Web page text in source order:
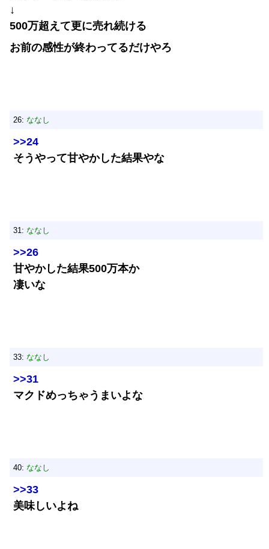
↓
500万超えて更に売れ続ける
お前の感性が終わってるだけやろ
26: ななし
>>24
そうやって甘やかした結果やな
31: ななし
>>26
甘やかした結果500万本か
凄いな
33: ななし
>>31
マクドめっちゃうまいよな
40: ななし
>>33
美味しいよね